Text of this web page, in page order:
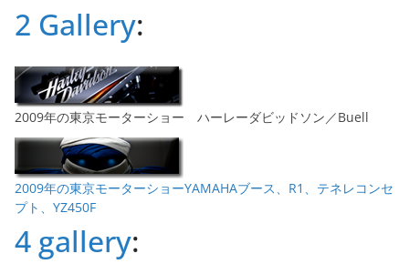
2 Gallery:
2009年の東京モーターショー ハーレーダビッドソン／Buell
2009年の東京モーターショーYAMAHAブース、R1、テネレコンセ
プト、YZ450F
4 gallery: